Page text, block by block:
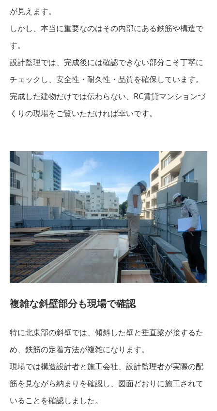
が見えます。
しかし、本当に重要なのはその内部にある鉄筋や構造で
す。
設計監理では、完成後には確認できない部分こそ丁寧に
チェックし、安全性・耐久性・品質を確保しています。
完成した建物だけでは伝わらない、RC賃貸マンションづ
くりの現場をご覧いただければ幸いです。
複雑な斜壁部分も現場で確認
特に北東部の斜壁では、傾斜した壁と垂直梁が接するた
め、鉄筋の定着方法が複雑になります。
現場では構造設計者と施工会社、設計監理者が実際の配
筋を見ながら納まりを確認し、図面どおりに施工されて
いることを確認しました。